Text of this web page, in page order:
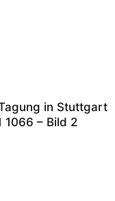
in Stuttgart
1066 – Bild 2